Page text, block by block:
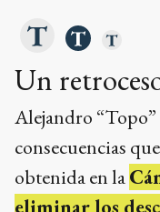
Un
Alejandro
consecuencias
obtenida en la